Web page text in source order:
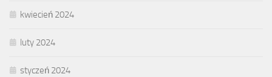
kwiecień 2024
luty 2024
styczeń 2024